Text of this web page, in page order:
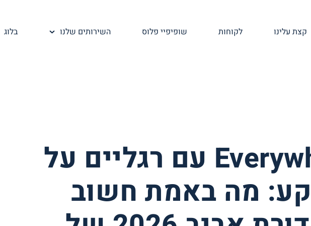
קצת עלינו לקוחות שופיפיי פלוס השירותים שלנו בלוג
Everywhere עם רגליים על
מה באמת חשוב